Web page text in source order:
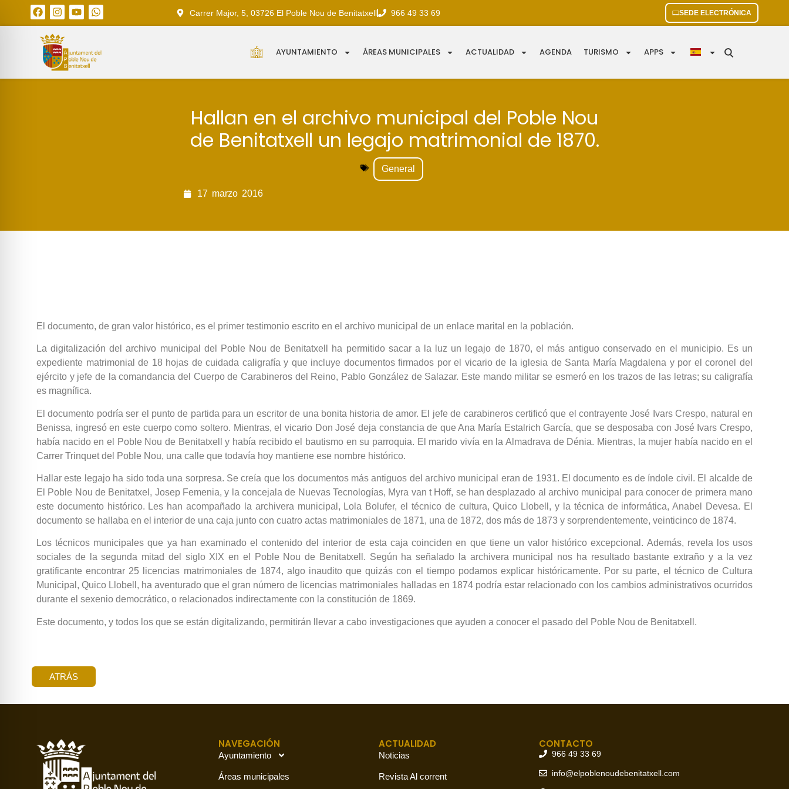
Carrer Major, 5, 03726 El Poble Nou de Benitatxell 966 49 33 69 SEDE ELECTRÓNICA
AYUNTAMIENTO ÁREAS MUNICIPALES ACTUALIDAD AGENDA TURISMO APPS
Hallan en el archivo municipal del Poble Nou
de Benitatxell un legajo matrimonial de 1870.
General
17 marzo 2016
El documento, de gran valor histórico, es el primer testimonio escrito en el archivo municipal de un enlace marital en la población.
La digitalización del archivo municipal del Poble Nou de Benitatxell ha permitido sacar a la luz un legajo de 1870, el más antiguo conservado en el municipio. Es un
expediente matrimonial de 18 hojas de cuidada caligrafía y que incluye documentos firmados por el vicario de la iglesia de Santa María Magdalena y por el coronel del
ejército y jefe de la comandancia del Cuerpo de Carabineros del Reino, Pablo González de Salazar. Este mando militar se esmeró en los trazos de las letras; su caligrafía
es magnífica.
El documento podría ser el punto de partida para un escritor de una bonita historia de amor. El jefe de carabineros certificó que el contrayente José Ivars Crespo, natural en
Benissa, ingresó en este cuerpo como soltero. Mientras, el vicario Don José deja constancia de que Ana María Estalrich García, que se desposaba con José Ivars Crespo,
había nacido en el Poble Nou de Benitatxell y había recibido el bautismo en su parroquia. El marido vivía en la Almadrava de Dénia. Mientras, la mujer había nacido en el
Carrer Trinquet del Poble Nou, una calle que todavía hoy mantiene ese nombre histórico.
Hallar este legajo ha sido toda una sorpresa. Se creía que los documentos más antiguos del archivo municipal eran de 1931. El documento es de índole civil. El alcalde de
El Poble Nou de Benitatxel, Josep Femenia, y la concejala de Nuevas Tecnologías, Myra van t Hoff, se han desplazado al archivo municipal para conocer de primera mano
este documento histórico. Les han acompañado la archivera municipal, Lola Bolufer, el técnico de cultura, Quico Llobell, y la técnica de informática, Anabel Devesa. El
documento se hallaba en el interior de una caja junto con cuatro actas matrimoniales de 1871, una de 1872, dos más de 1873 y sorprendentemente, veinticinco de 1874.
Los técnicos municipales que ya han examinado el contenido del interior de esta caja coinciden en que tiene un valor histórico excepcional. Además, revela los usos
sociales de la segunda mitad del siglo XIX en el Poble Nou de Benitatxell. Según ha señalado la archivera municipal nos ha resultado bastante extraño y a la vez
gratificante encontrar 25 licencias matrimoniales de 1874, algo inaudito que quizás con el tiempo podamos explicar históricamente. Por su parte, el técnico de Cultura
Municipal, Quico Llobell, ha aventurado que el gran número de licencias matrimoniales halladas en 1874 podría estar relacionado con los cambios administrativos ocurridos
durante el sexenio democrático, o relacionados indirectamente con la constitución de 1869.
Este documento, y todos los que se están digitalizando, permitirán llevar a cabo investigaciones que ayuden a conocer el pasado del Poble Nou de Benitatxell.
ATRÁS
NAVEGACIÓN
Ayuntamiento
Áreas municipales
ACTUALIDAD
Noticias
Revista Al corrent
CONTACTO
966 49 33 69
info@elpoblenoudebenitatxell.com